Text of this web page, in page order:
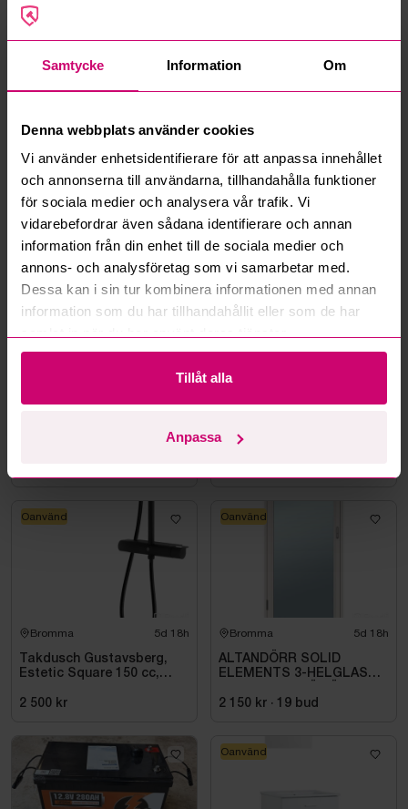
Samtycke Information Om
Denna webbplats använder cookies
Vi använder enhetsidentifierare för att anpassa innehållet
och annonserna till användarna, tillhandahålla funktioner
för sociala medier och analysera vår trafik. Vi
vidarebefordrar även sådana identifierare och annan
information från din enhet till de sociala medier och
annons- och analysföretag som vi samarbetar med.
Dessa kan i sin tur kombinera informationen med annan
information som du har tillhandahållit eller som de har
Tillåt alla
Anpassa
Hur fungerar budmotorn?
Kan jag ångra ett bud?
Läs fler frågor och svar
Mer från samma kategori
Oanvänd
SUNWIND EL-DORADO
Oanvänd
Bromma 5d 18h
Takdusch Gustavsberg,
Estetic Square 150 cc,
2 500 kr
Oanvänd
Bromma 5d 18h
ALTANDÖRR SOLID
ELEMENTS 3-HELGLAS
2 150 kr · 19 bud
Oanvänd
Oanvänd